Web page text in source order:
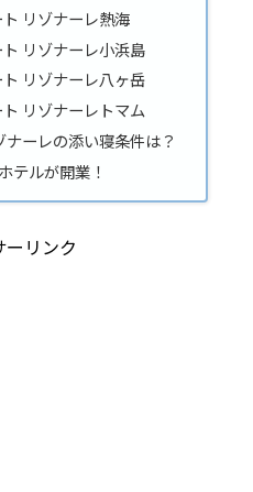
リゾナーレ熱海
リゾナーレ小浜島
リゾナーレ八ヶ岳
リゾナーレトマム
ーレの添い寝条件は？
テルが開業！
ーリンク